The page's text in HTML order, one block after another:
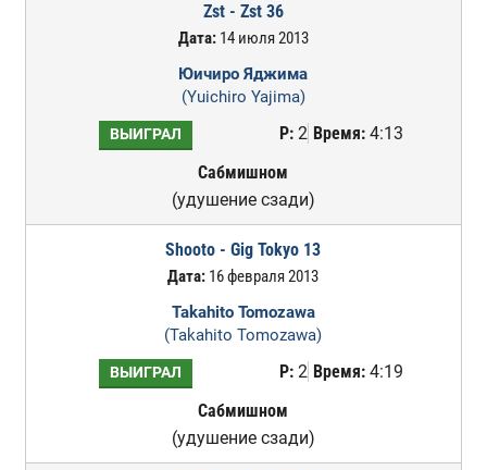
Zst - Zst 36
Дата:14 июля 2013
Юичиро Яджима
(Yuichiro Yajima)
ВЫИГРАЛ Р:2 Время:4:13
Сабмишном
(удушение сзади)
Shooto - Gig Tokyo 13
Дата: 16 февраля 2013
Takahito Tomozawa
(Takahito Tomozawa)
ВЫИГРАЛ Р:2 Время:4:19
Сабмишном
(удушение сзади)